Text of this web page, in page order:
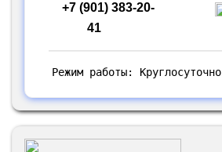
+7 (901) 383-20-
41
Режим работы: Круглосуточно